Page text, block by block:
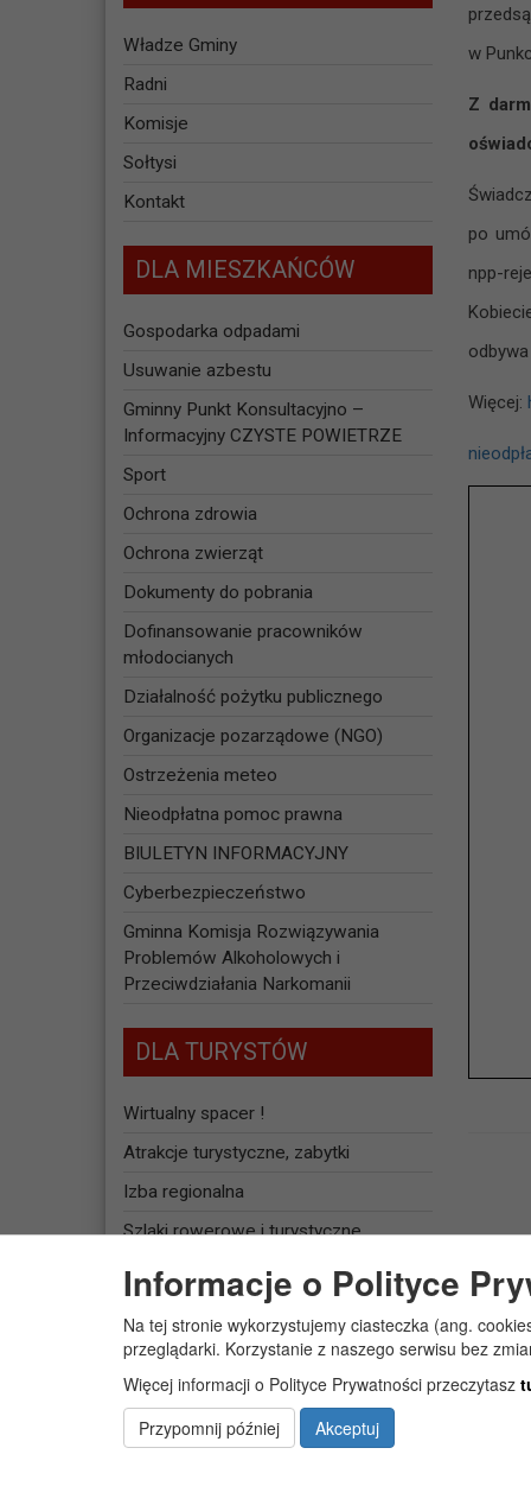
Władze Gminy
Radni
Komisje
Sołtysi
Kontakt
DLA MIESZKAŃCÓW
Gospodarka odpadami
Usuwanie azbestu
Gminny Punkt Konsultacyjno –
Informacyjny CZYSTE POWIETRZE
Sport
Ochrona zdrowia
Ochrona zwierząt
Dokumenty do pobrania
Dofinansowanie pracowników
młodocianych
Działalność pożytku publicznego
Organizacje pozarządowe (NGO)
Ostrzeżenia meteo
Nieodpłatna pomoc prawna
BIULETYN INFORMACYJNY
Cyberbezpieczeństwo
Gminna Komisja Rozwiązywania
Problemów Alkoholowych i
Przeciwdziałania Narkomanii
DLA TURYSTÓW
Wirtualny spacer !
Atrakcje turystyczne, zabytki
Izba regionalna
Szlaki rowerowe i turystyczne
Baza noclegowa
JEDNOSTKI
ORGANIZACYJNE
Żłobek Gminny „PUCHATEK”
w
Z
po
npp-
Więcej:
Informacje o Polityce
Na tej stronie wykorzystujemy ciasteczka (ang.
przeglądarki. Korzystanie z naszego serwisu bez
Więcej informacji o Polityce Prywatności przeczytasz
Przypomnij później
Akceptuj